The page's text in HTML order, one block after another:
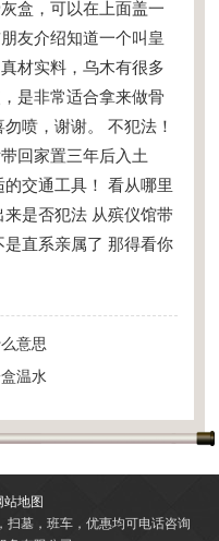
盒，可以在上面盖一
友介绍知道一个叫皇
材实料，乌木有很多
是非常适合拿来做骨
喷，谢谢。 不犯法！
回家置三年后入土
交通工具！ 看从哪里
是否犯法 从殡仪馆带
直系亲属了 那得看你
意思
温水
站地图
扫墓，班车，优惠均可电话咨询